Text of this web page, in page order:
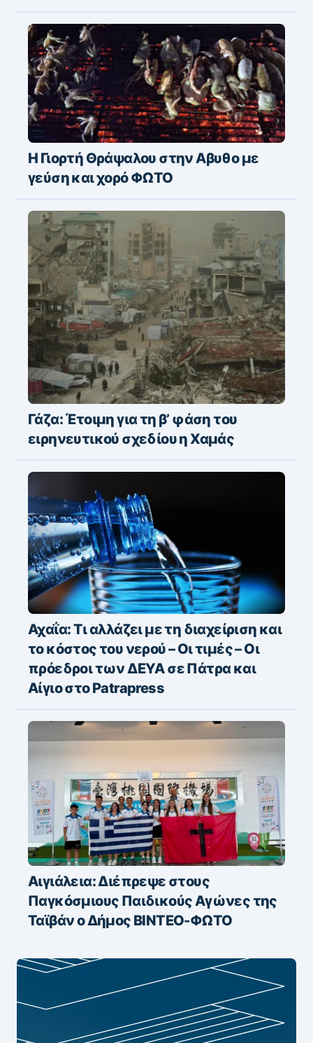
Η Γιορτή Θράψαλου στην Αβυθο με
γεύση και χορό ΦΩΤΟ
Γάζα: Έτοιμη για τη β’ φάση του
ειρηνευτικού σχεδίου η Χαμάς
Αχαΐα: Τι αλλάζει με τη διαχείριση και
το κόστος του νερού – Οι τιμές – Οι
πρόεδροι των ΔΕΥΑ σε Πάτρα και
Αίγιο στο Patrapress
Αιγιάλεια: Διέπρεψε στους
Παγκόσμιους Παιδικούς Αγώνες της
Ταϊβάν ο Δήμος ΒΙΝΤΕΟ-ΦΩΤΟ